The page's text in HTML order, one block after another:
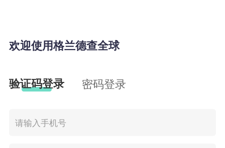
欢迎使用格兰德查全球
验证码登录 密码登录